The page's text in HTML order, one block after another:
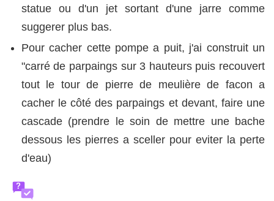
statue ou d'un jet sortant d'une jarre comme
suggerer plus bas.
Pour cacher cette pompe a puit, j'ai construit un
"carré de parpaings sur 3 hauteurs puis recouvert
tout le tour de pierre de meulière de facon a
cacher le côté des parpaings et devant, faire une
cascade (prendre le soin de mettre une bache
dessous les pierres a sceller pour eviter la perte
d'eau)
?